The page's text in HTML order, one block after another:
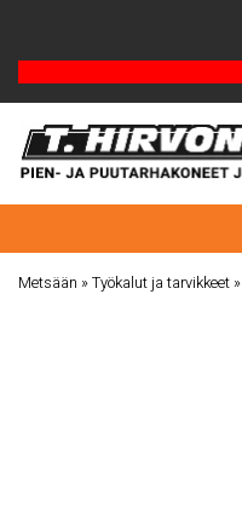
Metsään »Työkalut ja tarvikkeet »